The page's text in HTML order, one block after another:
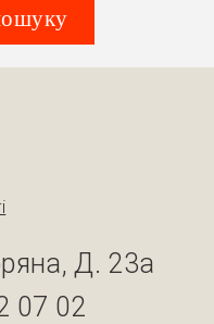
Д. 23а
07 02